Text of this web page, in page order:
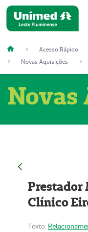
Acesso Rápido
Novas Aquisições
Novas
Prestador
Clínico
Texto: